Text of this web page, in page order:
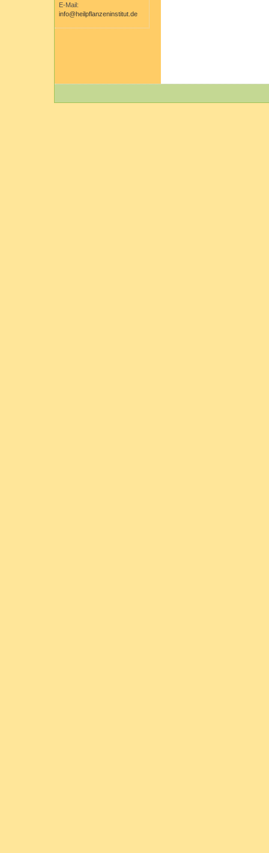
E-Mail:
info@heilpflanzeninstitut.de